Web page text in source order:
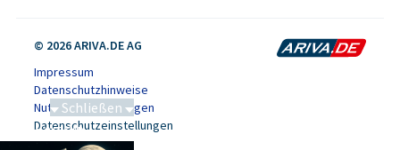
© 2026 ARIVA.DE AG
Impressum
Datenschutzhinweise
Nutzungsbedingungen
Datenschutzeinstellungen
Schließen
Saga bei 0,53 CAD